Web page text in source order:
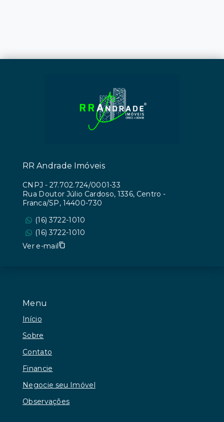
Menu
Início
Sobre
Contato
Financie
Negocie seu Imóvel
Observações
RR Andrade Imóveis
CNPJ - 27.702.724/0001-33
Rua Doutor Júlio Cardoso, 1336, Centro -
Franca/SP, 14400-730
(16) 3722-1010
(16) 3722-1010
Ver e-mail